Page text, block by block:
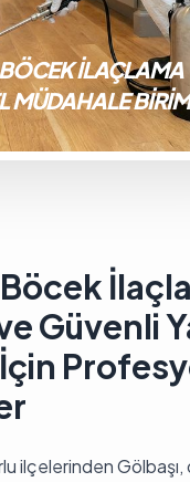
İLAÇLAMA
MÜDAHALE
Güvenli
ilçelerinden